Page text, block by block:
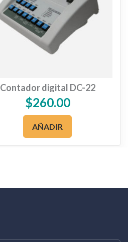
Contador digital DC-22
$260.00
AÑADIR